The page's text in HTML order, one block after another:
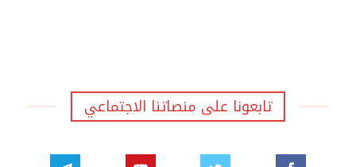
تابعونا على منصاتنا الاجتماعي